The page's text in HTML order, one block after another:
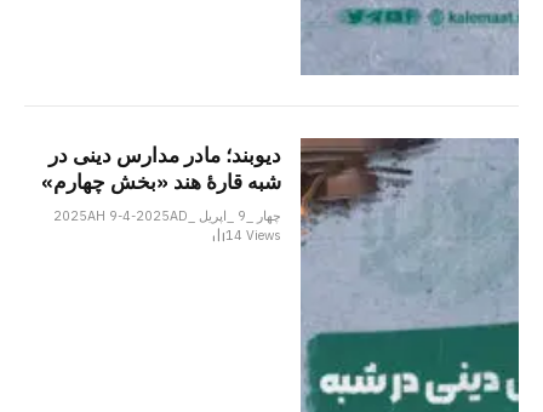
دیوبند؛ مادر مدارس دینی در
شبه قارۀ هند «بخش چهارم»
چهار _9 _اپریل _2025AH 9-4-2025AD
14Views